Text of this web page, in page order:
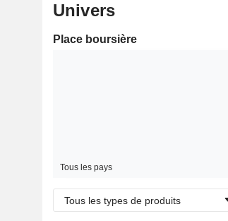
Univers
Place boursière
Tous les pays
Tous les types de produits